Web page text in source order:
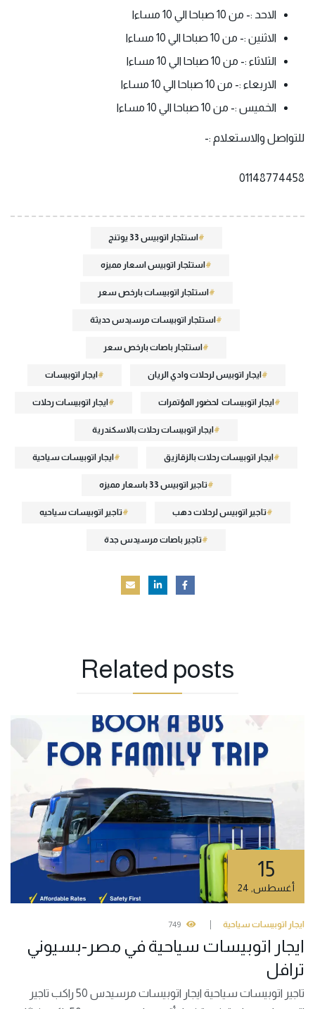
الاحد :- من 10 صباحا الي 10 مساءا
الاثنين :- من 10 صباحا الي 10 مساءا
الثلاثاء :- من 10 صباحا الي 10 مساءا
الاربعاء :- من 10 صباحا الي 10 مساءا
الخميس :- من 10 صباحا الي 10 مساءا
للتواصل والاستعلام :-
01148774458
استئجار اتوبيس 33 يوتنج
استئجار اتوبيس اسعار مميزه
استئجار اتوبيسات بارخص سعر
استئجار اتوبيسات مرسيدس حديثة
استئجار باصات بارخص سعر
ايجار اتوبيس لرحلات وادي الريان ايجار اتوبيسات
ايجار اتوبيسات لحضور المؤتمرات ايجار اتوبيسات رحلات
ايجار اتوبيسات رحلات بالاسكندرية
ايجار اتوبيسات رحلات بالزقازيق ايجار اتوبيسات سياحية
تاجير اتوبيس 33 باسعار مميزه
تاجير اتوبيس لرحلات دهب تاجير اتوبيسات سياحيه
تاجير باصات مرسيدس جدة
Related posts
15
أغسطس
ايجار اتوبيسات سياحية 749
ايجار اتوبيسات سياحية في مصر-بسيوني
ترافل
تاجير اتوبيسات سياحية ايجار اتوبيسات مرسيدس 50 راكب تاجير